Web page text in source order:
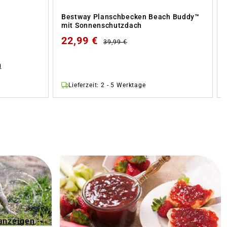
Bestway Planschbecken Beach Buddy™
mit Sonnenschutzdach
22,99 € 39,99 €
Lieferzeit: 2 - 5 Werktage